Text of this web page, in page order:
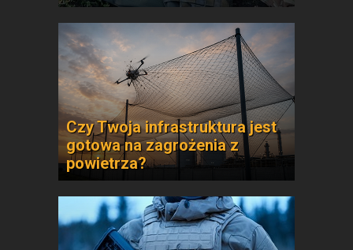
Czy Twoja infrastruktura jest
gotowa na zagrożenia z
powietrza?